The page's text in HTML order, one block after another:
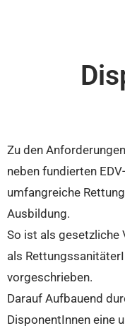
Zu den
neben fundierten
umfangreiche
Ausbildung.
So ist als gesetzliche
als
vorgeschrieben.
Darauf Aufbauend
DisponentInnen eine